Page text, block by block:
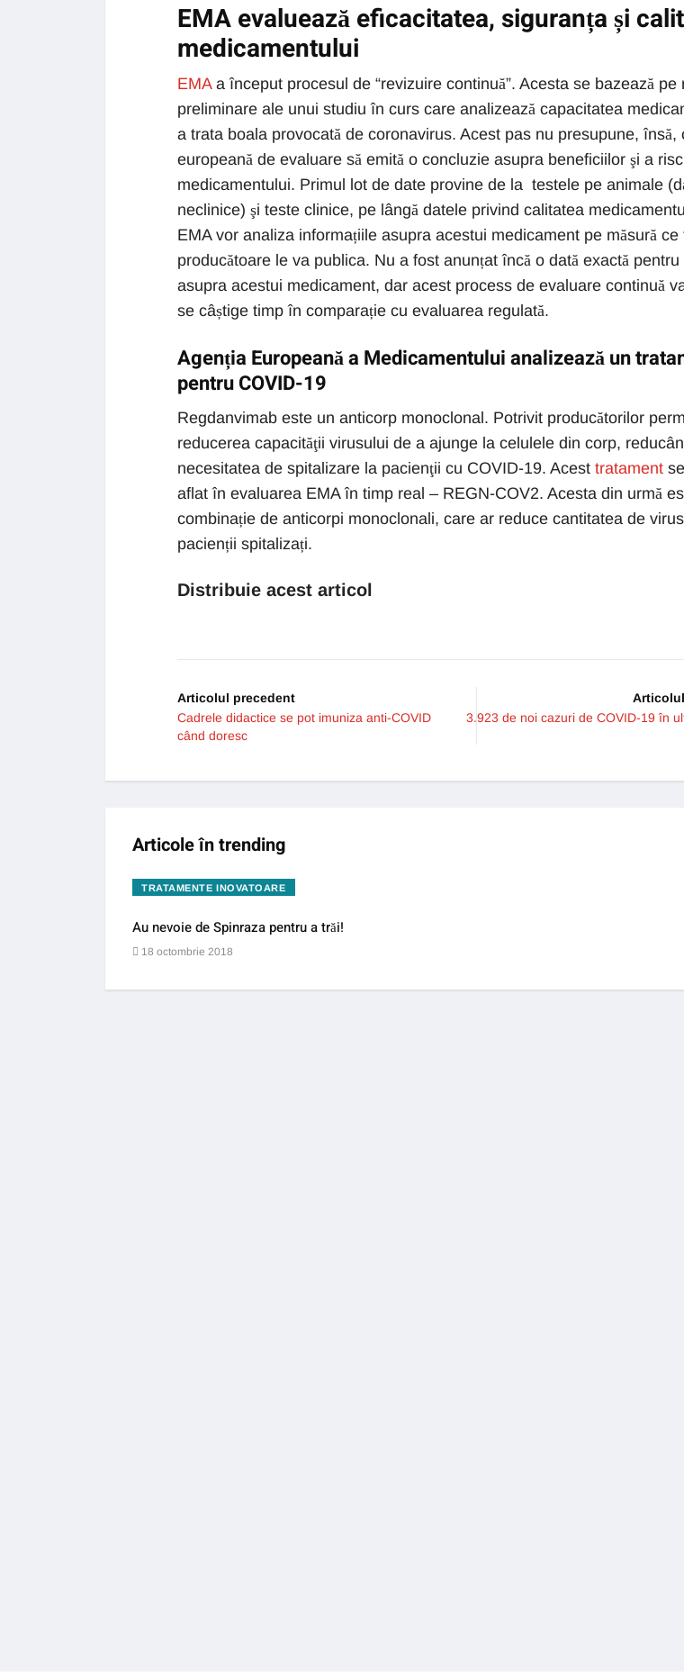
EMA evaluează eficacitatea, siguranța și
medicamentului
EMAa început procesul de “revizuire continuă”. Acesta se bazează pe
preliminare ale unui studiu în curs care analizează capacitatea
a trata boala provocată de coronavirus. Acest pas nu presupune, însă,
europeană de evaluare să emită o concluzie asupra beneficiilor şi a
medicamentului. Primul lot de date provine de la testele pe animale
neclinice) şi teste clinice, pe lângă datele privind calitatea
EMA vor analiza informațiile asupra acestui medicament pe măsură ce
producătoare le va publica. Nu a fost anunțat încă o dată exactă
asupra acestui medicament, dar acest process de evaluare continuă
se câștige timp în comparație cu evaluarea regulată.
Agenția Europeană a Medicamentului analizează un
pentru COVID-19
Regdanvimab este un anticorp monoclonal. Potrivit producătorilor
reducerea capacităţii virusului de a ajunge la celulele din corp,
necesitatea de spitalizare la pacienţii cu COVID-19. Acest tratament
aflat în evaluarea EMA în timp real – REGN-COV2. Acesta din urmă
combinație de anticorpi monoclonali, care ar reduce cantitatea de
pacienții spitalizați.
Distribuie acest articol
Articolul precedent
Cadrele didactice se pot imuniza anti-COVID
când doresc
3.923 de noi cazuri de COVID-19 în
Articole în trending
TRATAMENTE INOVATOARE
Au nevoie de Spinraza pentru a trăi!
18 octombrie 2018